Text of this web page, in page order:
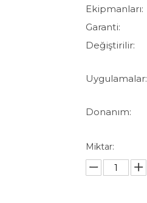
Ekipmanları:
Garanti:
Değiştirilir:
Uygulamalar:
Donanım:
Miktar: